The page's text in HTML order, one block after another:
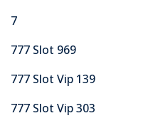
7
777 Slot 969
777 Slot Vip 139
777 Slot Vip 303